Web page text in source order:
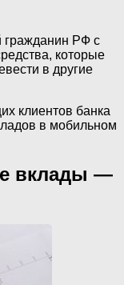
гражданин РФ с
которые
в другие
клиентов банка
в мобильном
вклады —